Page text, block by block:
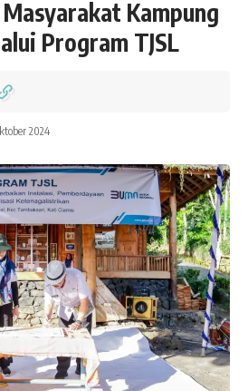
Kampung
Program TJSL
2024